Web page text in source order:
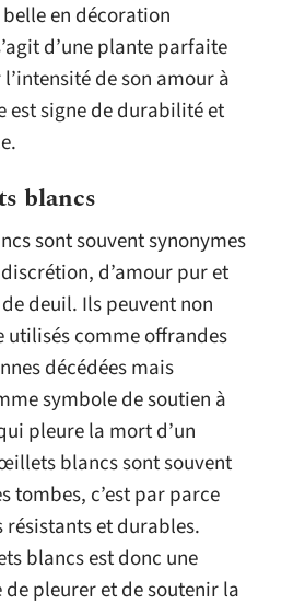
en décoration
d’une plante parfaite
de son amour à
est signe de durabilité et
blancs
sont souvent synonymes
d’amour pur et
deuil. Ils peuvent non
utilisés comme offrandes
décédées mais
symbole de soutien à
pleure la mort d’un
blancs sont souvent
tombes, c’est par parce
résistants et durables.
blancs est donc une
pleurer et de soutenir la